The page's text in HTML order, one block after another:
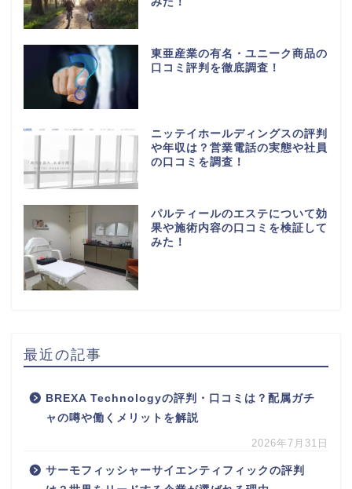
東亜産業の有名・ユニーク商品の
口コミ評判を徹底調査！
ニッテイホールディングスの評判
や年収は？営業電話の実態や社員
の口コミを調査！
パルティールのエステについて効
果や施術内容の口コミを検証して
みた！
最近の記事
BREXA Technologyの評判・口コミは？配属ガチ
ャの噂や働くメリットを解説
2026年7月31日
サーモフィッシャーサイエンティフィックの評判